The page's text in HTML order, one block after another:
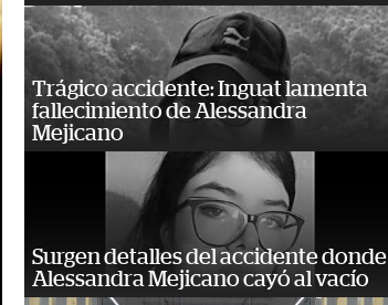
Trágico accidente: Inguat lamenta
fallecimiento de Alessandra
Mejicano
Surgen detalles del accidente donde
Alessandra Mejicano cayó al vacío